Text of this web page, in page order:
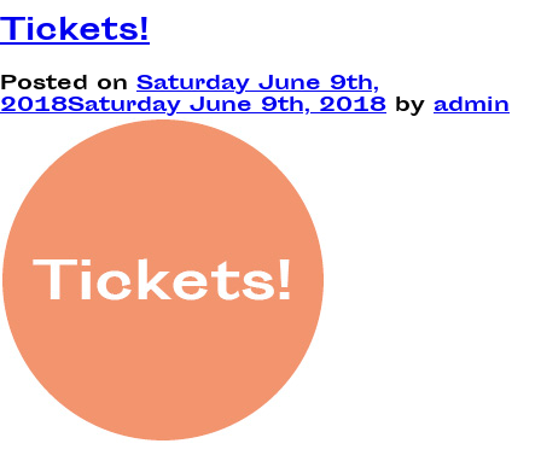
Tickets!
Posted on Saturday June 9th,
2018Saturday June 9th, 2018 by admin